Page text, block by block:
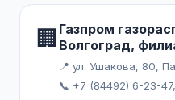
🏢 Газпром
Волгоград,
📍 ул. Ушакова, 80,
📞 +7 (84492) 6-23-